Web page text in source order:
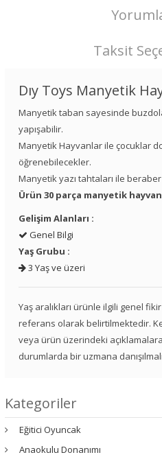
Taksit
Dıy Toys Manyetik
Manyetik taban sayesinde
yapışabilir.
Manyetik Hayvanlar ile çocuklar
öğrenebilecekler.
Manyetik yazı tahtaları ile
Ürün 30 parça manyetik
Gelişim Alanları :
Genel Bilgi
Yaş Grubu :
3 Yaş ve üzeri
Yaş aralıkları ürünle ilgili genel
referans olarak belirtilmektedir.
veya ürün üzerindeki açıklamalara
durumlarda bir uzmana
Kategoriler
Eğitici Oyuncak
Anaokulu Donanımı